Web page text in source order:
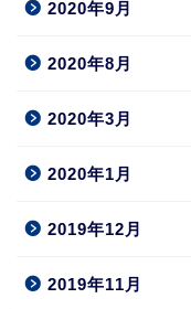
2020年9月
2020年8月
2020年3月
2020年1月
2019年12月
2019年11月